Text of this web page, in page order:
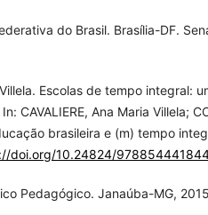
do Brasil. Brasília-DF.
Villela. Escolas de tempo integral:
CAVALIERE, Ana Maria Villela;
brasileira e (m) tempo
doi.org/10.24824/
Pedagógico. Janaúba-MG,